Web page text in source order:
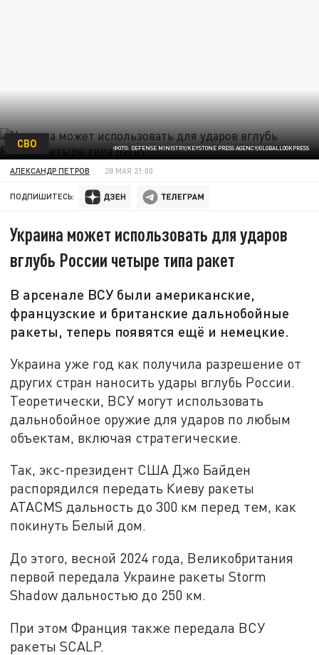
ФОТО: DEFENSE MINISTRY/KEYSTONE PRESS AGENCY/GLOBALLOOKPRESS
СВО
АЛЕКСАНДР ПЕТРОВ 28 МАЯ 21:00
ПОДПИШИТЕСЬ:
Украина может использовать для ударов
вглубь России четыре типа ракет
В арсенале ВСУ были американские,
французские и британские дальнобойные
ракеты, теперь появятся ещё и немецкие.
Украина уже год как получила разрешение от
других стран наносить удары вглубь России.
Теоретически, ВСУ могут использовать
дальнобойное оружие для ударов по любым
объектам, включая стратегические.
Так, экс-президент США Джо Байден
распорядился передать Киеву ракеты
ATACMS дальность до 300 км перед тем, как
покинуть Белый дом.
До этого, весной 2024 года, Великобритания
первой передала Украине ракеты Storm
Shadow дальностью до 250 км.
При этом Франция также передала ВСУ
ракеты SCALP.